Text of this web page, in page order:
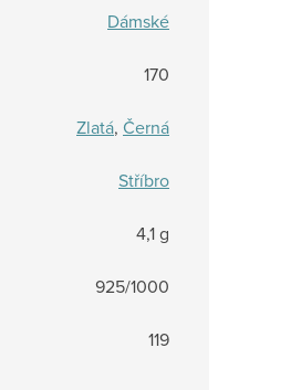
Dámské
170
Zlatá, Černá
Stříbro
4,1 g
925/1000
119